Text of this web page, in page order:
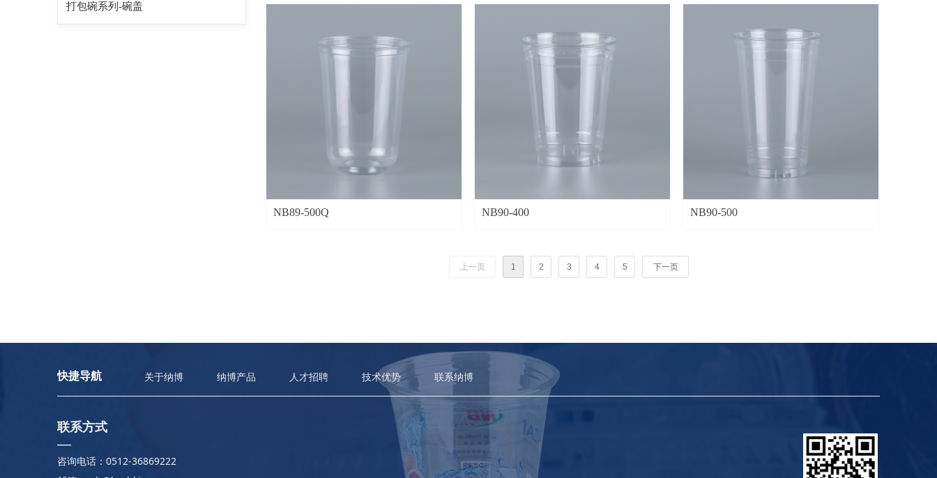
打包碗系列-碗盖
NB89-500Q NB90-400 NB90-500
上一页 1 2 3 4 5 下一页
快捷导航 关于纳博 纳博产品 人才招聘 技术优势 联系纳博
联系方式
—
咨询电话：0512-36869222